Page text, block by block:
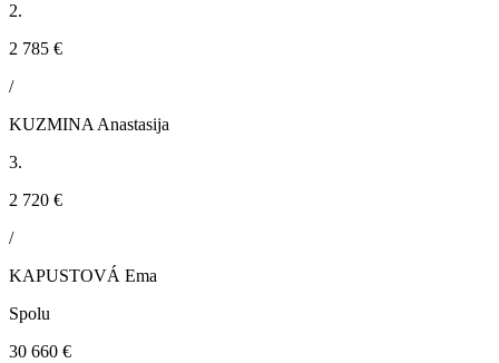
2.
2 785 €
/
KUZMINA Anastasija
3.
2 720 €
/
KAPUSTOVÁ Ema
Spolu
30 660 €